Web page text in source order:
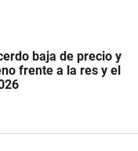
baja de precio y
frente a la res y el